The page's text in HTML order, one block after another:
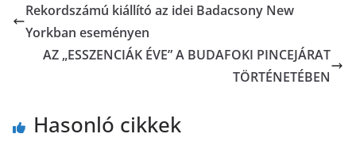
Rekordszámú kiállító az idei Badacsony New
Yorkban eseményen
AZ „ESSZENCIÁK ÉVE” A BUDAFOKI PINCEJÁRAT
TÖRTÉNETÉBEN
Hasonló cikkek